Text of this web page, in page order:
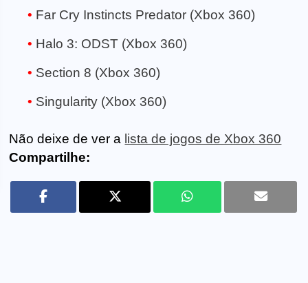
Far Cry Instincts Predator (Xbox 360)
Halo 3: ODST (Xbox 360)
Section 8 (Xbox 360)
Singularity (Xbox 360)
Não deixe de ver a lista de jogos de Xbox 360
Compartilhe: